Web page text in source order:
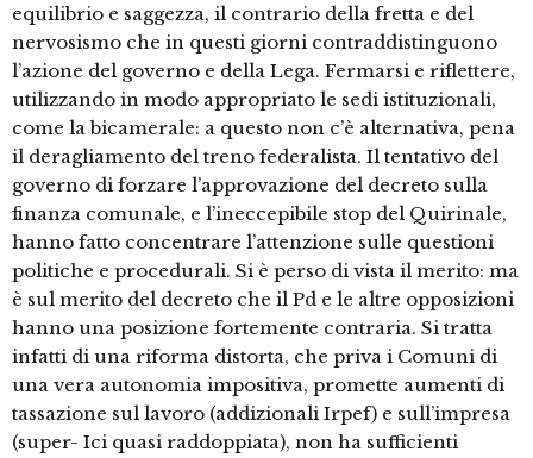
equilibrio e saggezza, il contrario della fretta e del
nervosismo che in questi giorni contraddistinguono
l’azione del governo e della Lega. Fermarsi e riflettere,
utilizzando in modo appropriato le sedi istituzionali,
come la bicamerale: a questo non c’è alternativa, pena
il deragliamento del treno federalista. Il tentativo del
governo di forzare l’approvazione del decreto sulla
finanza comunale, e l’ineccepibile stop del Quirinale,
hanno fatto concentrare l’attenzione sulle questioni
politiche e procedurali. Si è perso di vista il merito: ma
è sul merito del decreto che il Pd e le altre opposizioni
hanno una posizione fortemente contraria. Si tratta
infatti di una riforma distorta, che priva i Comuni di
una vera autonomia impositiva, promette aumenti di
tassazione sul lavoro (addizionali Irpef) e sull’impresa
(super- Ici quasi raddoppiata), non ha sufficienti